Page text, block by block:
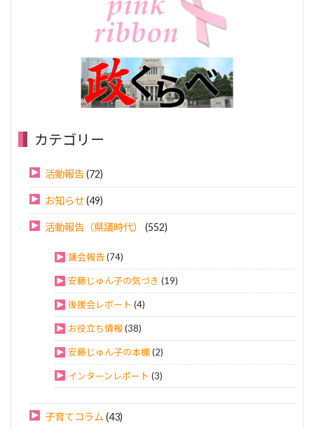
カテゴリー
活動報告(72)
お知らせ(49)
活動報告（県議時代） (552)
議会報告(74)
安藤じゅん子の気づき (19)
後援会レポート (4)
お役立ち情報(38)
安藤じゅん子の本棚(2)
インターンレポート (3)
子育てコラム (43)